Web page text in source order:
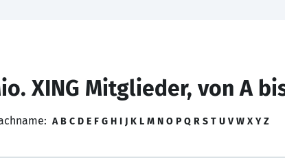
XING Mitglieder, von A
A B C D E F G H I J K L M N O P Q R S T U V W X Y Z